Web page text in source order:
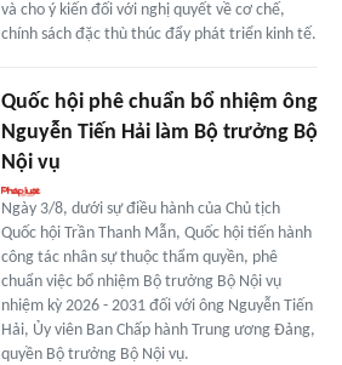
và cho ý kiến đối với nghị quyết về cơ chế,
chính sách đặc thù thúc đẩy phát triển kinh tế.
Quốc hội phê chuẩn bổ nhiệm ông
Nguyễn Tiến Hải làm Bộ trưởng Bộ
Nội vụ
Ngày 3/8, dưới sự điều hành của Chủ tịch
Quốc hội Trần Thanh Mẫn, Quốc hội tiến hành
công tác nhân sự thuộc thẩm quyền, phê
chuẩn việc bổ nhiệm Bộ trưởng Bộ Nội vụ
nhiệm kỳ 2026 - 2031 đối với ông Nguyễn Tiến
Hải, Ủy viên Ban Chấp hành Trung ương Đảng,
quyền Bộ trưởng Bộ Nội vụ.